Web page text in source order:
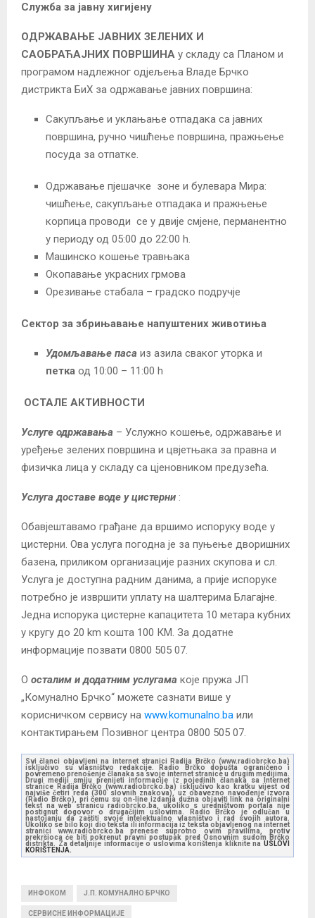
Служба за јавну хигијену
ОДРЖАВАЊЕ ЈАВНИХ ЗЕЛЕНИХ И
САОБРАЋАЈНИХ ПОВРШИНА у складу са Планом и
програмом надлежног одјељења Владе Брчко
дистрикта БиХ за одржавање јавних површина:
Сакупљање и уклањање отпадака са јавних
површина, ручно чишћење површина, пражњење
посуда за отпатке.
Одржавање пјешачке зоне и булевара Мира:
чишћење, сакупљање отпадака и пражњење
корпица проводи се у двије смјене, перманентно
у периоду од 05:00 до 22:00 h.
Машинско кошење травњaка
Окопавање украсних грмова
Орезивање стабала – градско подручје
Сектор за збрињавање напуштених животиња
Удомљавање паса из азила сваког уторка и
петка од 10:00 – 11:00 h
ОСТАЛЕ АКТИВНОСТИ
Услуге одржавања – Услужно кошење, одржавање и
уређење зелених површина и цвјетњака за правна и
физичка лица у складу са цјеновником предузећа.
Услуга доставе воде у цистерни :
Обавјештавамо грађане да вршимо испоруку воде у
цистерни. Ова услуга погодна је за пуњење дворишних
базена, приликом организације разних скупова и сл.
Услуга је доступна радним данима, а прије испоруке
потребно је извршити уплату на шалтерима Благајне.
Једна испорука цистерне капацитета 10 метара кубних
у кругу до 20 km кошта 100 КМ. За додатне
информације позвати 0800 505 07.
О осталим и додатним услугама које пружа ЈП
„Комунално Брчко“ можете сазнати више у
корисничком сервису на www.komunalno.ba или
контактирањем Позивног центра 0800 505 07.
Svi članci objavljeni na internet stranici Radija Brčko (www.radiobrcko.ba)
isključivo su vlasništvo redakcije. Radio Brčko dopušta ograničeno i
povremeno prenošenje članaka sa svoje internet stranice u drugim medijima.
Drugi mediji smiju prenijeti informacije iz pojedinih članaka sa Internet
stranice Radija Brčko (www.radiobrcko.ba) isključivo kao kratku vijest od
najviše četiri reda (300 slovnih znakova), uz obavezno navođenje izvora
(Radio Brčko), pri čemu su on-line izdanja dužna objaviti link na originalni
tekst na web stranicu radiobrcko.ba, ukoliko s uredništvom portala nije
postignut dogovor o drugačijim uslovima. Radio Brčko je odlučan u
nastojanju da zaštiti svoje intelektualno vlasništvo i rad svojih autora.
Ukoliko se bilo koji dio teksta ili informacija iz teksta objavljenog na internet
stranici www.radiobrcko.ba prenese suprotno ovim pravilima, protiv
prekršioca će biti pokrenut pravni postupak pred Osnovnim sudom Brčko
distrikta. Za detaljnije informacije o uslovima korištenja kliknite na USLOVI
KORIŠTENJA.
ИНФОКОМ Ј.П. КОМУНАЛНО БРЧКО
СЕРВИСНЕ ИНФОРМАЦИЈЕ